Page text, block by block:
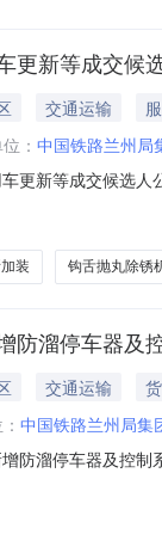
更新等成交候
交通运输
： 中国铁路兰州局
更新等成交候选
体2026年7月23
装 钩舌抛丸除锈
防溜停车器及
交通运输
中国铁路兰州局集
防溜停车器及控
目编号：2026-